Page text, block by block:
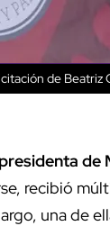
de Beatriz
presidenta de
recibió
una de